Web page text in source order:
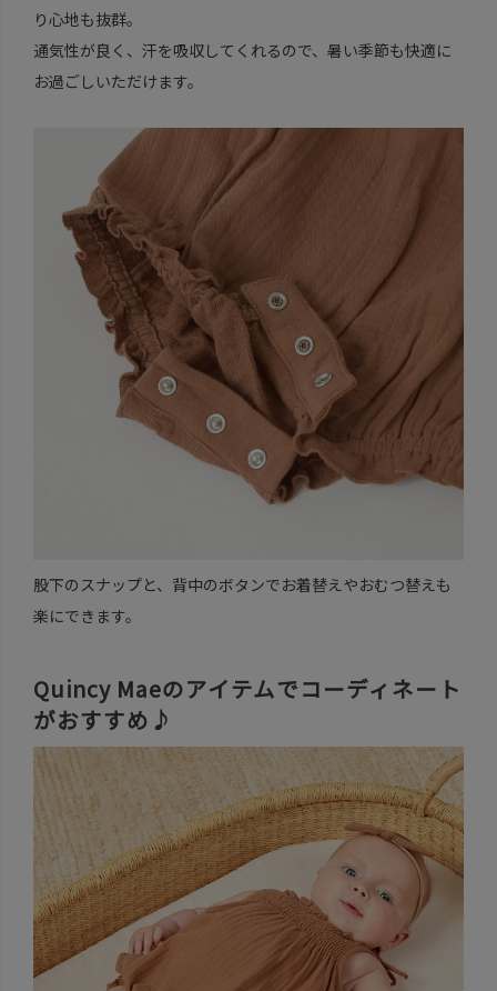
り心地も抜群。
通気性が良く、汗を吸収してくれるので、暑い季節も快適に
お過ごしいただけます。
股下のスナップと、背中のボタンでお着替えやおむつ替えも
楽にできます。
Quincy Maeのアイテムでコーディネート
がおすすめ♪